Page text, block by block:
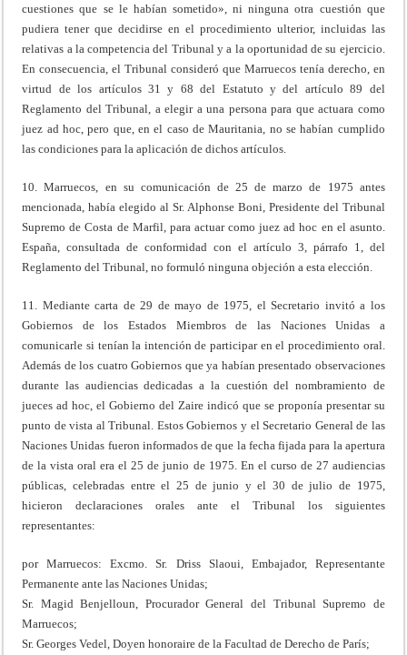
cuestiones que se le habían sometido», ni ninguna otra cuestión que
pudiera tener que decidirse en el procedimiento ulterior, incluidas las
relativas a la competencia del Tribunal y a la oportunidad de su ejercicio.
En consecuencia, el Tribunal consideró que Marruecos tenía derecho, en
virtud de los artículos 31 y 68 del Estatuto y del artículo 89 del
Reglamento del Tribunal, a elegir a una persona para que actuara como
juez ad hoc, pero que, en el caso de Mauritania, no se habían cumplido
las condiciones para la aplicación de dichos artículos.
10. Marruecos, en su comunicación de 25 de marzo de 1975 antes
mencionada, había elegido al Sr. Alphonse Boni, Presidente del Tribunal
Supremo de Costa de Marfil, para actuar como juez ad hoc en el asunto.
España, consultada de conformidad con el artículo 3, párrafo 1, del
Reglamento del Tribunal, no formuló ninguna objeción a esta elección.
11. Mediante carta de 29 de mayo de 1975, el Secretario invitó a los
Gobiernos de los Estados Miembros de las Naciones Unidas a
comunicarle si tenían la intención de participar en el procedimiento oral.
Además de los cuatro Gobiernos que ya habían presentado observaciones
durante las audiencias dedicadas a la cuestión del nombramiento de
jueces ad hoc, el Gobierno del Zaire indicó que se proponía presentar su
punto de vista al Tribunal. Estos Gobiernos y el Secretario General de las
Naciones Unidas fueron informados de que la fecha fijada para la apertura
de la vista oral era el 25 de junio de 1975. En el curso de 27 audiencias
públicas, celebradas entre el 25 de junio y el 30 de julio de 1975,
hicieron declaraciones orales ante el Tribunal los siguientes
representantes:
por Marruecos: Excmo. Sr. Driss Slaoui, Embajador, Representante
Permanente ante las Naciones Unidas;
Sr. Magid Benjelloun, Procurador General del Tribunal Supremo de
Marruecos;
Sr. Georges Vedel, Doyen honoraire de la Facultad de Derecho de París;